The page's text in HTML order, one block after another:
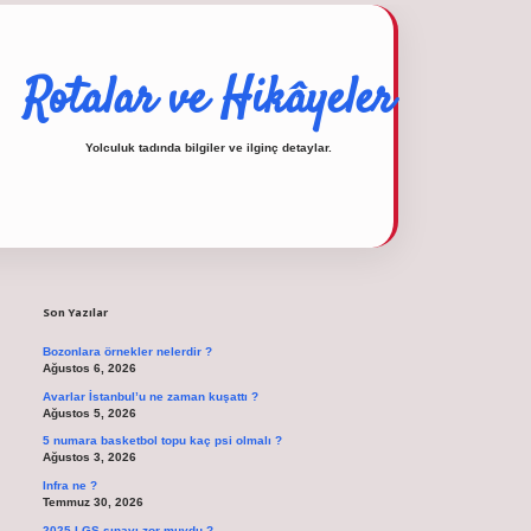
Rotalar ve Hikâyeler
Yolculuk tadında bilgiler ve ilginç detaylar.
Son Yazılar
Bozonlara örnekler nelerdir ?
Ağustos 6, 2026
Avarlar İstanbul’u ne zaman kuşattı ?
Ağustos 5, 2026
5 numara basketbol topu kaç psi olmalı ?
Ağustos 3, 2026
Infra ne ?
Temmuz 30, 2026